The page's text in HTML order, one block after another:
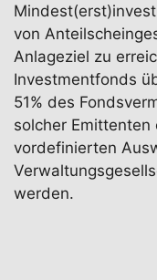
von
Anlageziel zu
Investmentfonds
51% des
solcher
vordefinierten
werden.